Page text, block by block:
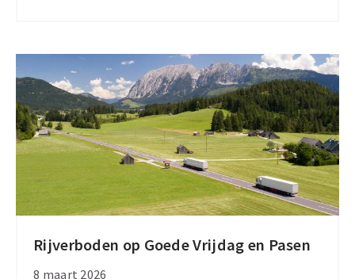
en
Sacramentsdag
Rijverboden op Goede Vrijdag en Pasen
8 maart 2026
Rijverboden
op